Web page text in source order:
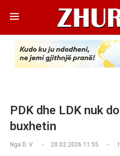
PDK dhe LDK nuk
buxhetin
Nga D. V. 20.02.2026 11:55